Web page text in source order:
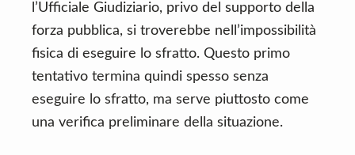
l’Ufficiale Giudiziario, privo del supporto della
forza pubblica, si troverebbe nell’impossibilità
fisica di eseguire lo sfratto. Questo primo
tentativo termina quindi spesso senza
eseguire lo sfratto, ma serve piuttosto come
una verifica preliminare della situazione.